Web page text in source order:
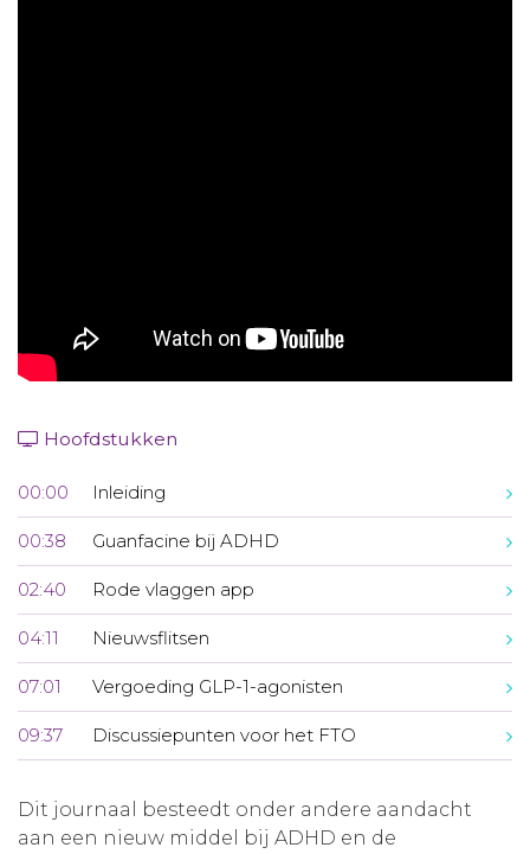
Hoofdstukken
00:00 Inleiding
00:38 Guanfacine bij ADHD
02:40 Rode vlaggen app
04:11 Nieuwsflitsen
07:01 Vergoeding GLP-1-agonisten
09:37 Discussiepunten voor het FTO
Dit journaal besteedt onder andere aandacht
aan een nieuw middel bij ADHD en de